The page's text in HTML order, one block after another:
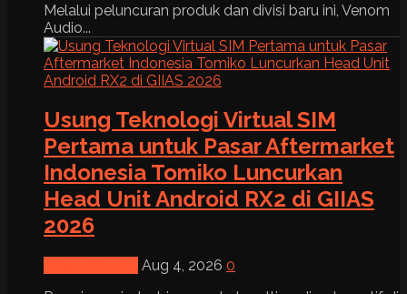
Melalui peluncuran produk dan divisi baru ini, Venom
Audio...
Usung Teknologi Virtual SIM
Pertama untuk Pasar Aftermarket
Indonesia Tomiko Luncurkan
Head Unit Android RX2 di GIIAS
2026
Aug 4, 2026 0